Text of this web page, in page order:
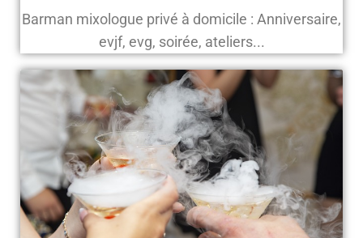
Barman mixologue privé à domicile : Anniversaire,
evjf, evg, soirée, ateliers...